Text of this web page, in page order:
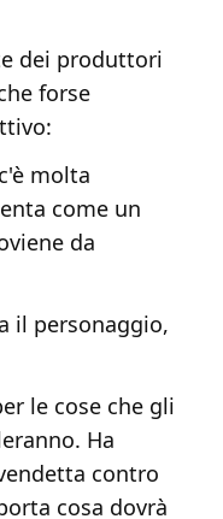
dei produttori
forse
molta
come un
da
il personaggio,
le cose che gli
Ha
contro
cosa dovrà